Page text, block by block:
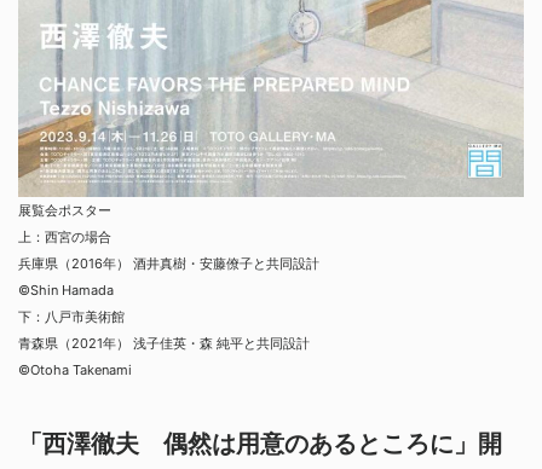
展覧会ポスター
上：西宮の場合
兵庫県（2016年） 酒井真樹・安藤僚子と共同設計
©Shin Hamada
下：八戸市美術館
青森県（2021年） 浅子佳英・森 純平と共同設計
©Otoha Takenami
「西澤徹夫 偶然は用意のあるところに」開